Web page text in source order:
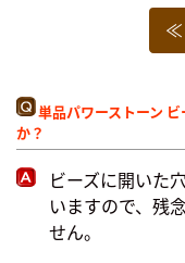
≪
単品パワーストーン
か？
ビーズに開いた
いますので、残
せん。